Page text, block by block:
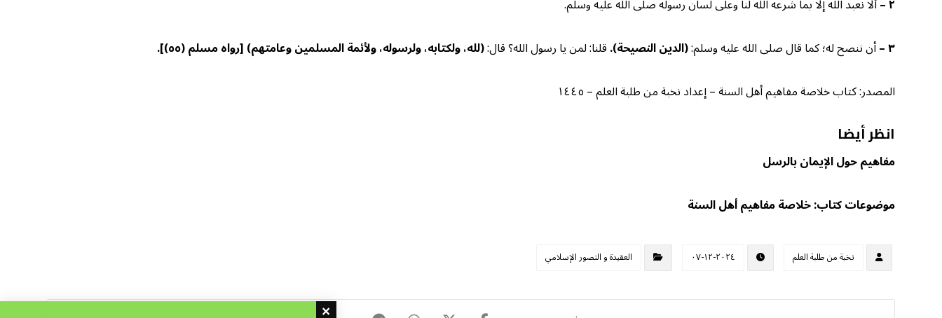
٢–ألا نعبد الله إلا بما شرعه الله لنا وعلى لسان رسوله صلى الله عليه وسلم.
٣–أن ننصح له؛ كما قال صلى الله عليه وسلم:(الدين النصيحة).قلنا: لمن يا رسول الله؟ قال:(لله، ولكتابه، ولرسوله، ولأئمة المسلمين وعامتهم)[رواه مسلم (٥٥)]
.
المصدر: كتاب خلاصة مفاهيم أهل السنة – إعداد نخبة من طلبة العلم – ١٤٤٥
انظر أيضا
مفاهيم حول الإيمان بالرسل
موضوعات كتاب: خلاصة مفاهيم أهل السنة
نخبة من طلبة العلم ٢٠٢٤-١٢-٠٧ العقيدة و التصور الإسلامي